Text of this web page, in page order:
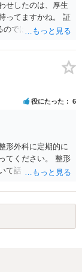
せしたのは、厚生
ってますかね。 証
のではないで すか
役にたった 6
形外科に定期的に
てください。 整形
て話し、OKをも